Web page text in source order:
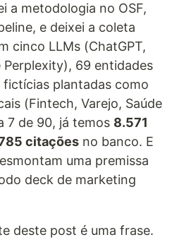
a metodologia no OSF,
e deixei a coleta
cinco LLMs (ChatGPT,
Perplexity), 69 entidades
fictícias plantadas como
(Fintech, Varejo, Saúde
7 de 90, já temos 8.571
citações no banco. E
uma premissa
deck de marketing
deste post é uma frase.